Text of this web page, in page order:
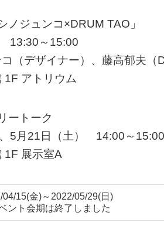
ノジュンコ×DRUM TAO」
13:30～15:00
（デザイナー）、藤高郁夫（
1F アトリウム
ートーク
5月21日（土） 14:00～15:00
1F 展示室A
04/15(金)～2022/05/29(日)
ント会期は終了しました